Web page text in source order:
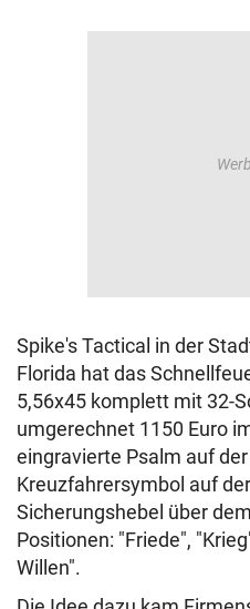
Spike's Tactical in der
Florida hat das
5,56x45 komplett mit 32-
umgerechnet 1150 Euro
eingravierte Psalm auf
Kreuzfahrersymbol auf
Sicherungshebel über
Positionen: "Friede",
Willen".